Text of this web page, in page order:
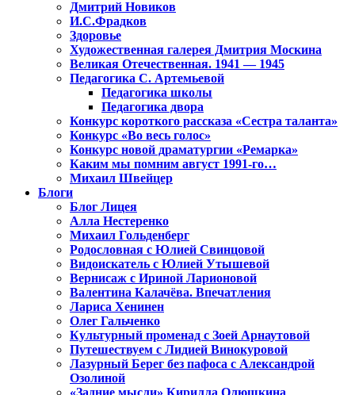
Дмитрий Новиков
И.С.Фрадков
Здоровье
Художественная галерея Дмитрия Москина
Великая Отечественная. 1941 — 1945
Педагогика С. Артемьевой
Педагогика школы
Педагогика двора
Конкурс короткого рассказа «Сестра таланта»
Конкурс «Во весь голос»
Конкурс новой драматургии «Ремарка»
Каким мы помним август 1991-го…
Михаил Швейцер
Блоги
Блог Лицея
Алла Нестеренко
Михаил Гольденберг
Родословная с Юлией Свинцовой
Видоискатель с Юлией Утышевой
Вернисаж с Ириной Ларионовой
Валентина Калачёва. Впечатления
Лариса Хенинен
Олег Гальченко
Культурный променад с Зоей Арнаутовой
Путешествуем с Лидией Винокуровой
Лазурный Берег без пафоса с Александрой
Озолиной